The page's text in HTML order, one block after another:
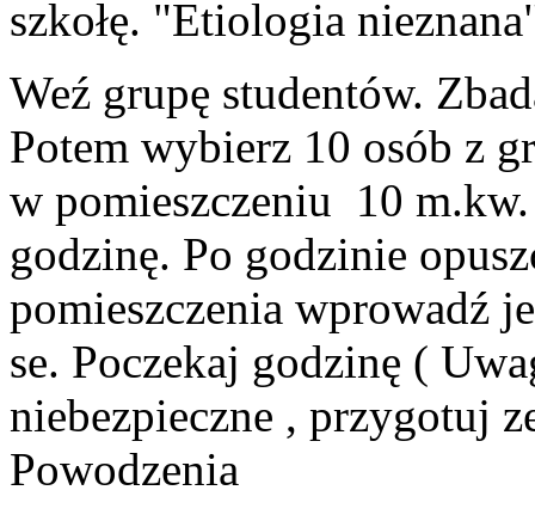
szkołę. "Etiologia
Weź grupę studentów.
Potem wybierz 10 osób z
w pomieszczeniu 10
godzinę. Po godzinie
pomieszczenia wprowadź
se. Poczekaj godzinę (
niebezpieczne , przygotuj
Powodzenia